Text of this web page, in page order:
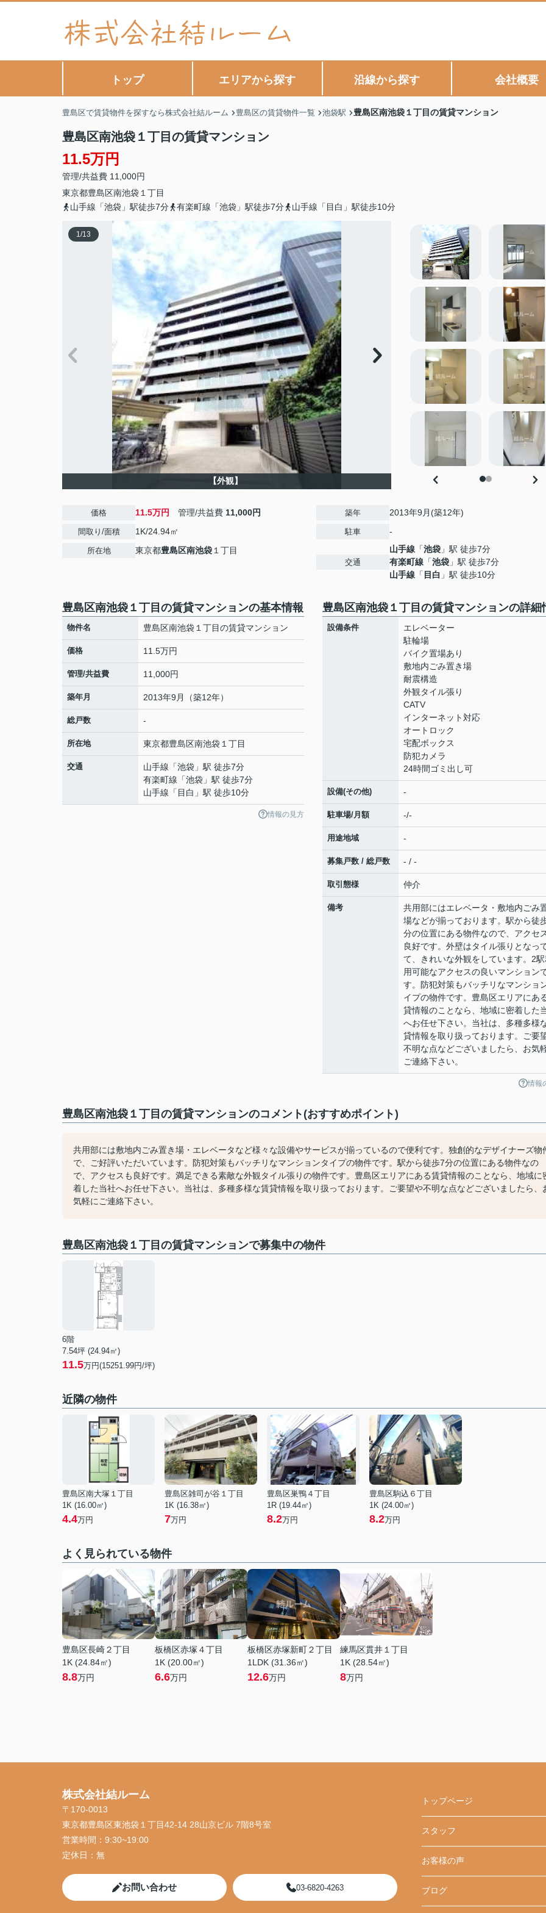
トップ エリアから探す 沿線から探す 会社概要
豊島区で賃貸物件を探すなら株式会社結ルーム 豊島区の賃貸物件一覧 池袋駅 豊島区南池袋１丁目の賃貸マンション
豊島区南池袋１丁目の賃貸マンション
11.5万円
管理/共益費 11,000円
東京都豊島区南池袋 １丁目
山手線「池袋」駅徒歩7分
有楽町線「池袋」駅徒歩7分 山手線「目白」駅徒歩10分
1/13
【外観】
価格 11.5万円 管理/共益費 11,000円
間取り/面積 1K/24.94㎡
所在地 東京都豊島区南池袋 １丁目
築年 2013年9月(築12年)
駐車 -
交通
山手線 「池袋 」駅 徒歩7分
有楽町線 「池袋 」駅 徒歩7分
山手線 「 目白 」駅 徒歩10分
豊島区南池袋１丁目の賃貸マンションの基本情報
物件名 豊島区南池袋１丁目の賃貸マンション
価格 11.5万円
管理/共益費 11,000円
築年月 2013年9月（築12年）
総戸数 -
所在地 東京都豊島区南池袋 １丁目
交通 山手線 「池袋 」駅 徒歩7分
有楽町線 「池袋 」駅 徒歩7分
山手線 「 目白 」駅 徒歩10分
情報の見方
豊島区南池袋１丁目の賃貸マンションの詳細
設備条件
エレベーター
駐輪場
バイク置場あり
敷地内ごみ置き場
耐震構造
外観タイル張り
CATV
インターネット対応
オートロック
宅配ボックス
防犯カメラ
24時間ゴミ出し可
設備(その他) -
駐車場/月額 -/-
用途地域 -
募集戸数 / 総戸数 - / -
取引態様 仲介
備考
共用部にはエレベータ・敷地内ごみ
場などが揃っております。駅から徒
分の位置にある物件なので、アクセ
良好です。外壁はタイル張りとなっ
て、きれいな外観をしています。2
用可能なアクセスの良いマンション
す。防犯対策もバッチリなマンショ
イプの物件です。豊島区エリアにあ
貸情報のことなら、地域に密着した
へお任せ下さい。当社は、多種多様
貸情報を取り扱っております。ご要
不明な点などございましたら、お気
ご連絡下さい。
情報
豊島区南池袋１丁目の賃貸マンションのコメント(おすすめポイント)
共用部には敷地内ごみ置き場・エレベータなど様々な設備やサービスが揃っているので便利です。独創的なデザイナーズ物
で、ご好評いただいています。防犯対策もバッチリなマンションタイプの物件です。駅から徒歩7分の位置にある物件なの
で、アクセスも良好です。満足できる素敵な外観タイル張りの物件です。豊島区エリアにある賃貸情報のことなら、地域に
着した当社へお任せ下さい。当社は、多種多様な賃貸情報を取り扱っております。ご要望や不明な点などございましたら、
気軽にご連絡下さい。
豊島区南池袋１丁目の賃貸マンションで募集中の物件
6階
7.54坪 (24.94㎡)
11.5万円(15251.99円/坪)
近隣の物件
豊島区南大塚１丁目
1K (16.00㎡)
4.4万円
豊島区雑司が谷１丁目
1K (16.38㎡)
7万円
豊島区巣鴨４丁目
1R (19.44㎡)
8.2万円
豊島区駒込６丁目
1K (24.00㎡)
8.2万円
よく見られている物件
豊島区長崎２丁目
1K (24.84㎡)
8.8万円
板橋区赤塚４丁目
1K (20.00㎡)
6.6万円
板橋区赤塚新町２丁目
1LDK (31.36㎡)
12.6万円
練馬区貫井１丁目
1K (28.54㎡)
8万円
株式会社結ルーム
〒170-0013
東京都豊島区東池袋１丁目42-14 28山京ビル 7階8号室
営業時間： 9:30~19:00
定休日： 無
お問い合わせ 03-6820-4263
トップページ
スタッフ
お客様の声
ブログ